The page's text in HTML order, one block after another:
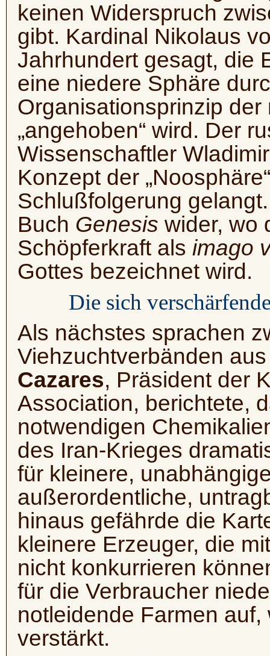
keinen Widerspruch
gibt. Kardinal Nikolaus
Jahrhundert gesagt, die
eine niedere Sphäre
Organisationsprinzip
„angehoben“ wird. Der
Wissenschaftler
Konzept der
Schlußfolgerung
Buch Genesis wider, wo
Schöpferkraft als imago
Gottes bezeichnet wird.
Die sich
Als nächstes sprachen
Viehzuchtverbänden
Cazares, Präsident der
Association, berichtete,
notwendigen
des Iran-Krieges
für kleinere,
außerordentliche,
hinaus gefährde die
kleinere Erzeuger, die
nicht konkurrieren
für die Verbraucher
notleidende Farmen
verstärkt.